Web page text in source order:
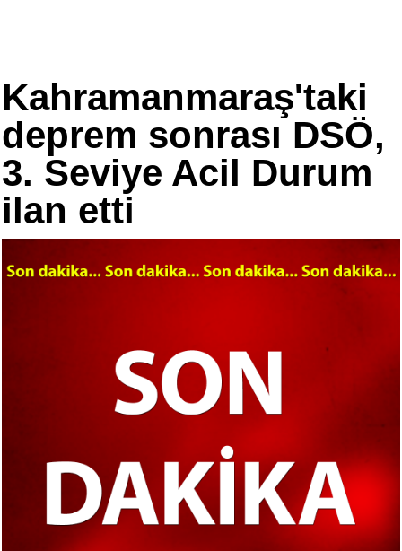
Kahramanmaraş'taki
deprem sonrası DSÖ,
3. Seviye Acil Durum
ilan etti